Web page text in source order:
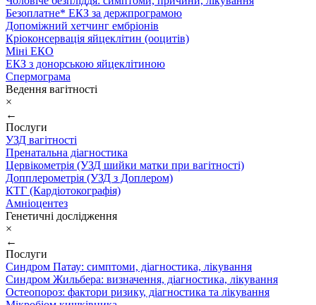
Безоплатне* ЕКЗ за держпрограмою
Допоміжний хетчинг ембріонів
Кріоконсервація яйцеклітин (ооцитів)
Міні ЕКО
ЕКЗ з донорською яйцеклітиною
Спермограма
Ведення вагітності
×
←
Послуги
УЗД вагітності
Пренатальна діагностика
Цервікометрія (УЗД шийки матки при вагітності)
Допплерометрія (УЗД з Доплером)
КТГ (Кардіотокографія)
Амніоцентез
Генетичні дослідження
×
←
Послуги
Синдром Патау: симптоми, дiагностика, лiкування
Синдром Жильбера: визначення, діагностика, лікування
Остеопороз: фактори ризику, діагностика та лікування